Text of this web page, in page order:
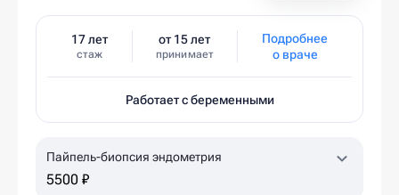
17 лет
стаж
от 15 лет
принимает
Подробнее
о враче
Работает с беременными
Пайпель-биопсия эндометрия
5500 ₽